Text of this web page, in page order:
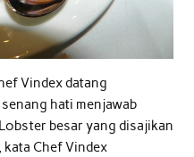
Vindex datang
hati menjawab
besar yang disajikan
Chef Vindex